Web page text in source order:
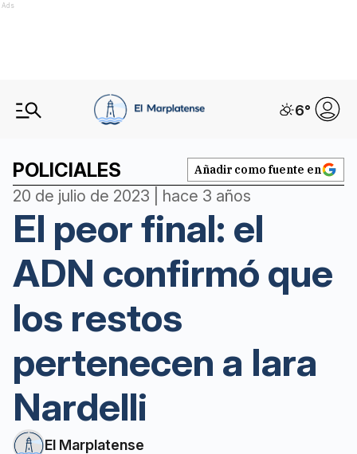
Ads
6°
POLICIALES Añadir como fuente en
20 de julio de 2023 | hace 3 años
El peor final: el
ADN confirmó que
los restos
pertenecen a Iara
Nardelli
El Marplatense